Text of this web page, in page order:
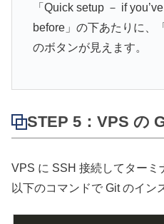
「Quick setup － if
before」の下あたりに、
のボタンが見えます。
STEP 5：VPS の
VPS に SSH 接続してターミ
以下のコマンドで Git のイン